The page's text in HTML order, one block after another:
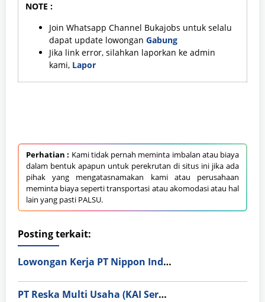
NOTE :
Join Whatsapp Channel Bukajobs untuk selalu
dapat update lowongan Gabung
Jika link error, silahkan laporkan ke admin
kami, Lapor
Perhatian : Kami tidak pernah meminta imbalan atau biaya
dalam bentuk apapun untuk perekrutan di situs ini jika ada
pihak yang mengatasnamakan kami atau perusahaan
meminta biaya seperti transportasi atau akomodasi atau hal
lain yang pasti PALSU.
Posting terkait:
Lowongan Kerja PT Nippon Indosari Corpindo Tbk. Bulan Agustus 2026
PT Reska Multi Usaha (KAI Services)